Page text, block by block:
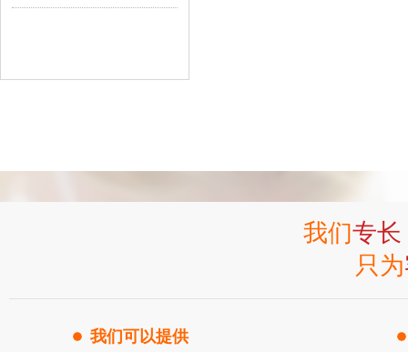
我们专长
只为
我们可以提供